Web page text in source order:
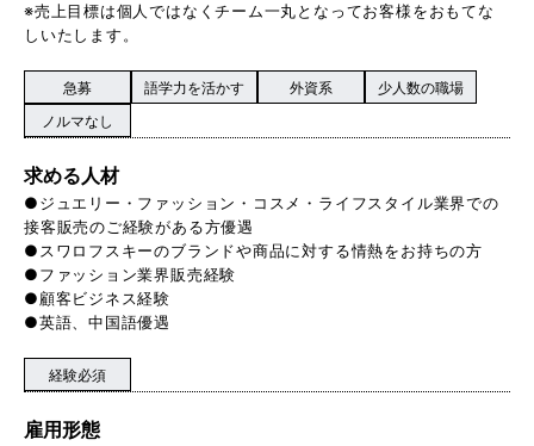
※売上目標は個人ではなくチーム一丸となってお客様をおもてな
しいたします。
急募 語学力を活かす 外資系
少人数の職場
ノルマなし
求める人材
●ジュエリー・ファッション・コスメ・ライフスタイル業界での
接客販売のご経験がある方優遇
●スワロフスキーのブランドや商品に対する情熱をお持ちの方
●ファッション業界販売経験
●顧客ビジネス経験
●英語、中国語優遇
経験必須
雇用形態